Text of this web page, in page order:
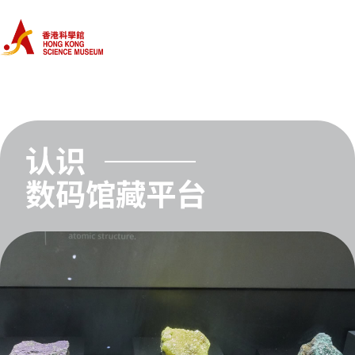
首页
馆藏
关于我们
认识
数码馆藏平台